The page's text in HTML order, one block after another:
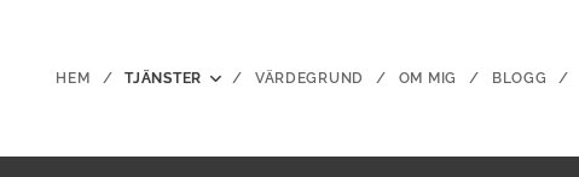
HEM TJÄNSTER VÄRDEGRUND OM MIG BLOGG